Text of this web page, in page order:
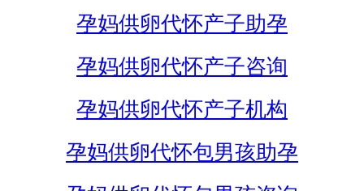
孕妈供卵代怀产子助孕
孕妈供卵代怀产子咨询
孕妈供卵代怀产子机构
孕妈供卵代怀包男孩助孕